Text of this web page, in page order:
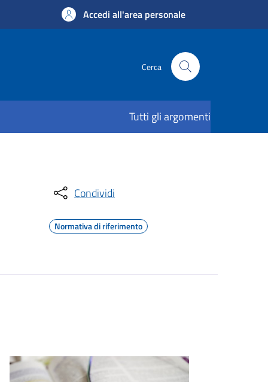
Accedi all'area personale
Cerca
Tutti gli argomenti
Condividi
Normativa di riferimento